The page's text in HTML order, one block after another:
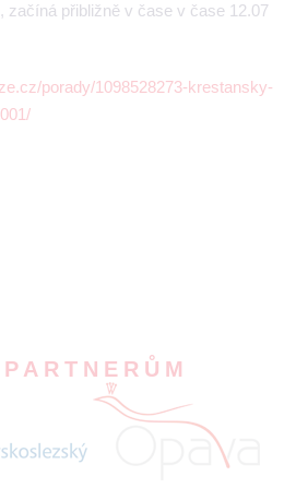
začíná přibližně v čase v čase 12.07
porady/1098528273-krestansky-